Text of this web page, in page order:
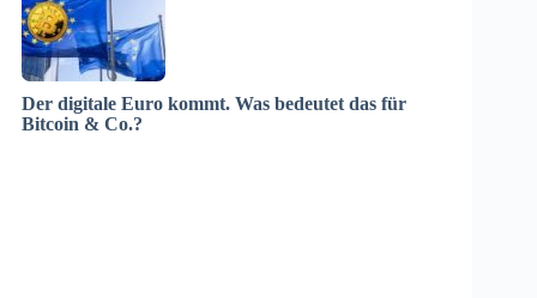
Der digitale Euro kommt. Was bedeutet das für
Bitcoin & Co.?